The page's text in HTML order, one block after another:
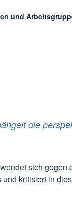
und
die
sich gegen
kritisiert in